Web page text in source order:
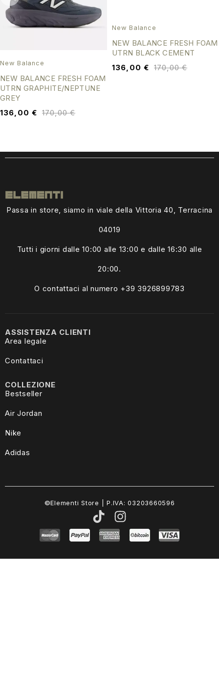
New Balance
NEW BALANCE FRESH FOAM
UTRN GRAPHITE/NEPTUNE
GREY
170,00€
136,00 €
New Balance
NEW BALANCE FRESH FOAM
UTRN BLACK CEMENT
170,00€
136,00 €
Passa in store, siamo in viale della Vittoria 40, Terracina
04019
Tutti i giorni dalle10:00 alle 13:00 e dalle 16:30 alle
20:00.
O contattaci al numero +39 3926899783
COLLEZIONE
Bestseller
Air Jordan
Nike
Adidas
ASSISTENZA CLIENTI
Area legale
Contattaci
©Elementi Store | P.IVA: 03203660596